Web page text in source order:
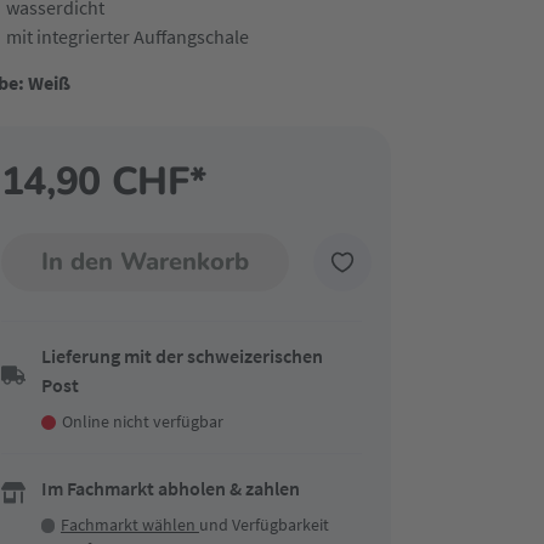
wasserdicht
mit integrierter Auffangschale
Weiß
14,90 CHF*
In den Warenkorb
Lieferung mit der schweizerischen
Post
Online nicht verfügbar
Im Fachmarkt abholen & zahlen
Fachmarkt wählen und Verfügbarkeit